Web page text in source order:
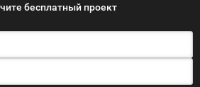
бесплатный проект